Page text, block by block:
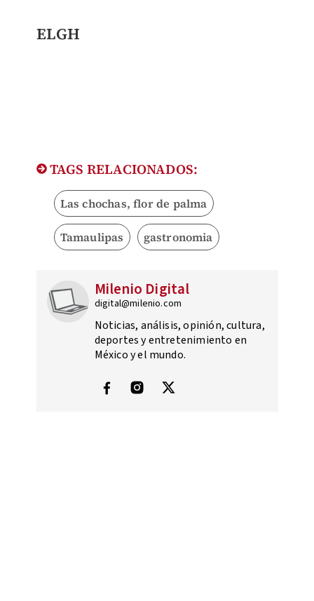
ELGH
TAGS RELACIONADOS:
Las chochas, flor de palma
Tamaulipas gastronomia
Milenio Digital
digital@milenio.com
Noticias, análisis, opinión, cultura,
deportes y entretenimiento en
México y el mundo.